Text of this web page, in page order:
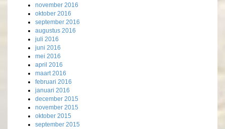
november 2016
oktober 2016
september 2016
augustus 2016
juli 2016
juni 2016
mei 2016
april 2016
maart 2016
februari 2016
januari 2016
december 2015
november 2015
oktober 2015
september 2015